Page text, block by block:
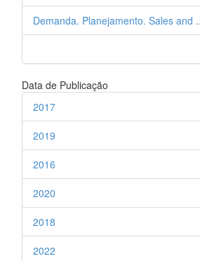
Demanda. Planejamento. Sales and
Data de Publicação
2017
2019
2016
2020
2018
2022